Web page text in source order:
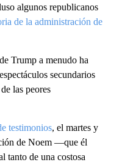
algunos republicanos
de la administración de
Trump a menudo ha
secundarios
las peores
testimonios, el martes y
de Noem —que él
tanto de una costosa